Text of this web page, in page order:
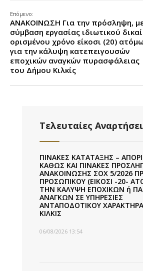
Επόμενο:
ΑΝΑΚΟΙΝΩΣΗ Για την πρόσληψη,
σύμβαση εργασίας ιδιωτικού
ορισμένου χρόνο είκοσι (20)
για την κάλυψη κατεπειγουσών
εποχικών αναγκών πυρασφάλειας
του Δήμου Κιλκίς
Τελευταίες
ΠΙΝΑΚΕΣ ΚΑΤΑΤΑΞΗΣ –
ΚΑΘΩΣ ΚΑΙ ΠΙΝΑΚΕΣ
ΑΝΑΚΟΙΝΩΣΗΣ ΣΟΧ 5/2026
ΠΡΟΣΩΠΙΚΟΥ (ΕΙΚΟΣΙ -20-
ΤΗΝ ΚΑΛΥΨΗ ΕΠΟΧΙΚΩΝ ή
ΑΝΑΓΚΩΝ ΣΕ ΥΠΗΡΕΣΙΕΣ
ΑΝΤΑΠΟΔΟΤΙΚΟΥ
ΚΙΛΚΙΣ
06/08/2026 13:54